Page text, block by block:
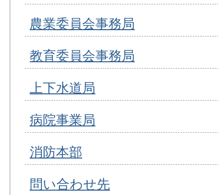
農業委員会事務局
教育委員会事務局
上下水道局
病院事業局
消防本部
問い合わせ先